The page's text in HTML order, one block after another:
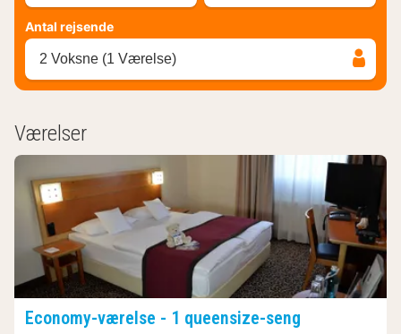
Antal rejsende
2 Voksne (1 Værelse)
Værelser
Economy-værelse - 1 queensize-seng